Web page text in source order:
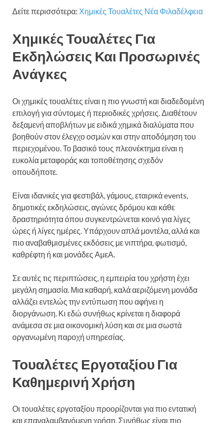
Δείτε περισσότερα: Χημικές Τουαλέτες Νέα Φιλαδέλφεια
Χημικές Τουαλέτες Για
Εκδηλώσεις Και Προσωρινές
Ανάγκες
Οι χημικές τουαλέτες είναι η πιο γνωστή και διαδεδομένη
επιλογή για σύντομες ή περιοδικές χρήσεις. Διαθέτουν
δεξαμενή αποβλήτων με ειδικά χημικά διαλύματα που
βοηθούν στον έλεγχο οσμών και στην αποδόμηση του
περιεχομένου. Το βασικό τους πλεονέκτημα είναι η
ευκολία μεταφοράς και τοποθέτησης σχεδόν
οπουδήποτε.
Είναι ιδανικές για φεστιβάλ, γάμους, εταιρικά events,
δημοτικές εκδηλώσεις, αγώνες δρόμου και κάθε
δραστηριότητα όπου συγκεντρώνεται κοινό για λίγες
ώρες ή λίγες ημέρες. Υπάρχουν απλά μοντέλα, αλλά και
πιο αναβαθμισμένες εκδόσεις με νιπτήρα, φωτισμό,
καθρέφτη ή και μονάδες ΑμεΑ.
Σε αυτές τις περιπτώσεις, η εμπειρία του χρήστη έχει
μεγάλη σημασία. Μια καθαρή, καλά αεριζόμενη μονάδα
αλλάζει εντελώς την εντύπωση που αφήνει η
διοργάνωση. Κι εδώ συνήθως κρίνεται η διαφορά
ανάμεσα σε μια οικονομική λύση και σε μια σωστά
οργανωμένη παροχή υπηρεσίας.
Τουαλέτες Εργοταξίου Για
Καθημερινή Χρήση
Οι τουαλέτες εργοταξίου προορίζονται για πιο εντατική
και επαναλαμβανόμενη χρήση. Συνήθως είναι πιο